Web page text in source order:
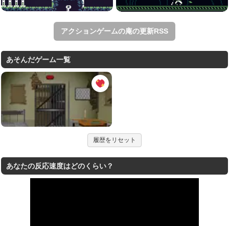
アクションゲームの庵の更新RSS
あそんだゲーム一覧
履歴をリセット
あなたの反応速度はどのくらい？